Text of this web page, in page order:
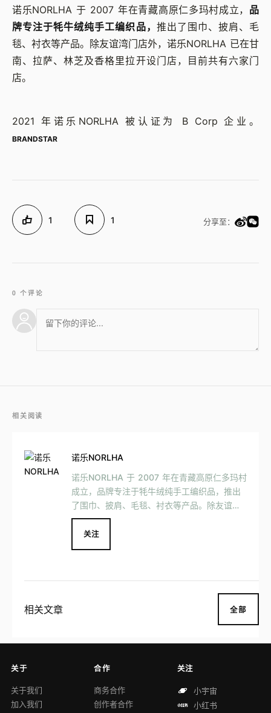
诺乐NORLHA 于 2007 年在青藏高原仁多玛村成立， 品
牌专注于牦牛绒纯手工编织品， 推出了围巾、披肩、毛
毯、衬衣等产品。除友谊湾门店外，诺乐NORLHA 已在甘
南、拉萨、林芝及香格里拉开设门店，目前共有六家门
店。
2021 年诺乐NORLHA 被认证为 B Corp 企业。
BRANDSTAR
1 1 分享至：
0 个评论
相关阅读
诺乐NORLHA
诺乐NORLHA 于 2007 年在青藏高原仁多玛村
成立，品牌专注于牦牛绒纯手工编织品，推出
了围巾、披肩、毛毯、衬衣等产品。除友谊湾
门店外，诺乐NORLHA 已在甘南、拉萨、林芝
及香格里拉开设门店，目前共有六家门店。
关注
相关文章 全部
关于
关于我们
加入我们
合作
商务合作
创作者合作
关注
小宇宙
小红书